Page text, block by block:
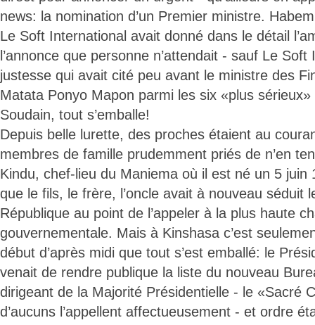
news: la nomination d’un Premier ministre.
Le Soft International avait donné dans le détail
l’annonce que personne n’attendait - sauf Le
justesse qui avait cité peu avant le ministre des
Matata Ponyo Mapon parmi les six «plus
Soudain, tout s’emballe!
Depuis belle lurette, des proches étaient au
membres de famille prudemment priés de n’en
Kindu, chef-lieu du Maniema où il est né un 5 juin
que le fils, le frère, l’oncle avait à nouveau séduit
République au point de l’appeler à la plus haute
gouvernementale. Mais à Kinshasa c’est
début d’après midi que tout s’est emballé: le
venait de rendre publique la liste du nouveau
dirigeant de la Majorité Présidentielle - le «Sacré
d’aucuns l’appellent affectueusement - et ordre